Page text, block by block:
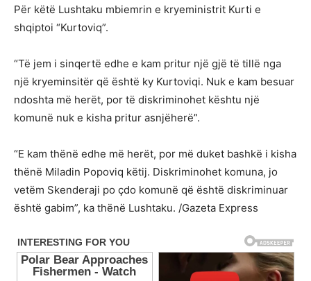
Për këtë Lushtaku mbiemrin e kryeministrit Kurti e
shqiptoi “Kurtoviq”.
“Të jem i sinqertë edhe e kam pritur një gjë të tillë nga
një kryeminsitër që është ky Kurtoviqi. Nuk e kam besuar
ndoshta më herët, por të diskriminohet kështu një
komunë nuk e kisha pritur asnjëherë”.
“E kam thënë edhe më herët, por më duket bashkë i kisha
thënë Miladin Popoviq këtij. Diskriminohet komuna, jo
vetëm Skenderaji po çdo komunë që është diskriminuar
është gabim”, ka thënë Lushtaku. /Gazeta Express